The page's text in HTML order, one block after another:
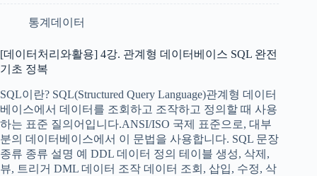
통계데이터
[데이터처리와활용] 4강. 관계형 데이터베이스 SQL 완전
기초 정복
SQL이란? SQL(Structured Query Language)관계형 데이터
베이스에서 데이터를 조회하고 조작하고 정의할 때 사용
하는 표준 질의어입니다.ANSI/ISO 국제 표준으로, 대부
분의 데이터베이스에서 이 문법을 사용합니다. SQL 문장
종류 종류 설명 예 DDL 데이터 정의 테이블 생성, 삭제,
뷰, 트리거 DML 데이터 조작 데이터 조회, 삽입, 수정, 삭